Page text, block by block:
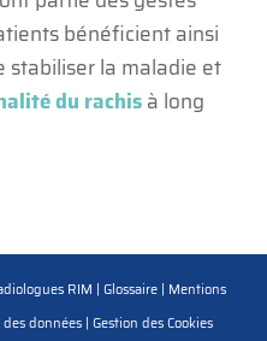
bénéficient ainsi
stabiliser la maladie et
du rachisà long
RIM | Glossaire| Mentions
données| Gestion des Cookies